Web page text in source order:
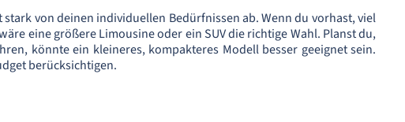
stark von deinen individuellen Bedürfnissen ab. Wenn du vorhast, viel
eine größere Limousine oder ein SUV die richtige Wahl. Planst du,
könnte ein kleineres, kompakteres Modell besser geeignet sein.
berücksichtigen.